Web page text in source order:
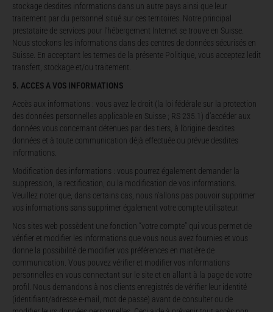
stockage desdites informations dans un autre pays ainsi que leur
traitement par du personnel situé sur ces territoires. Notre principal
prestataire de services pour l’hébergement Internet se trouve en Suisse.
Nous stockons les informations dans des centres de données sécurisés en
Suisse. En acceptant les termes de la présente Politique, vous acceptez ledit
transfert, stockage et/ou traitement.
5. ACCES A VOS INFORMATIONS
Accès aux informations : vous avez le droit (la loi fédérale sur la protection
des données personnelles applicable en Suisse ; RS 235.1) d’accéder aux
données vous concernant détenues par des tiers, à l’origine desdites
données et à toute communication déjà effectuée ou prévue desdites
informations.
Modification des informations : vous pourrez également demander la
suppression, la rectification, ou la modification de vos informations.
Veuillez noter que, dans certains cas, nous n’allons pas pouvoir supprimer
vos informations sans supprimer également votre compte utilisateur.
Nos sites web possèdent une fonction “votre compte” qui vous permet de
vérifier et modifier les informations que vous nous avez fournies et vous
donne la possibilité de modifier vos préférences en matière de
communication. Vous pouvez vérifier et modifier vos informations
personnelles en vous connectant sur le site et en allant à la page de votre
profil. Nous demandons à nos clients enregistrés de vérifier leur identité
(identifiant/adresse e-mail, mot de passe) avant de consulter ou de